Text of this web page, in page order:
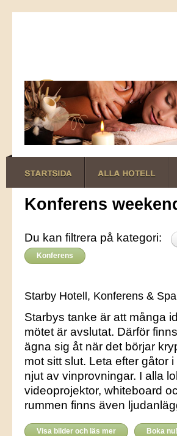
Konferens
Du kan filtrera på kategori:
Konferens
Starby Hotell, Konferens & Spa
Starbys tanke är att många
mötet är avslutat. Därför
ägna sig åt när det börjar
mot sitt slut. Leta efter gåtor
njut av vinprovningar. I alla
videoprojektor, whiteboard
rummen finns även
Visa bilder och läs mer Boka nu!